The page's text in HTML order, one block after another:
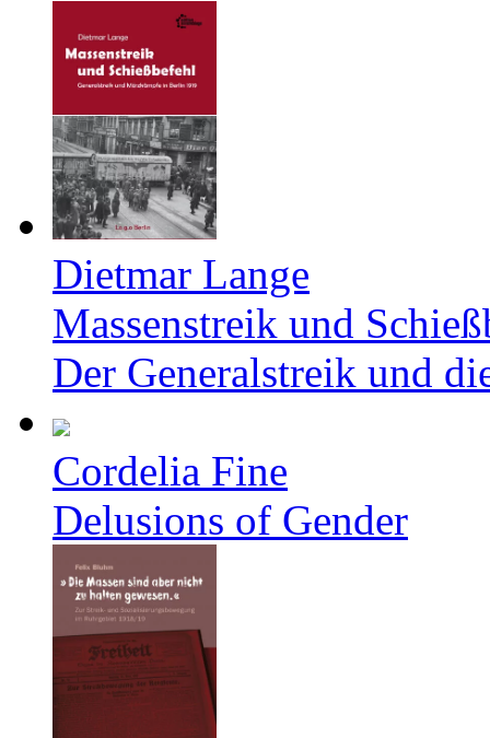
Dietmar Lange
Massenstreik und
Der Generalstreik und
Cordelia Fine
Delusions of Gender